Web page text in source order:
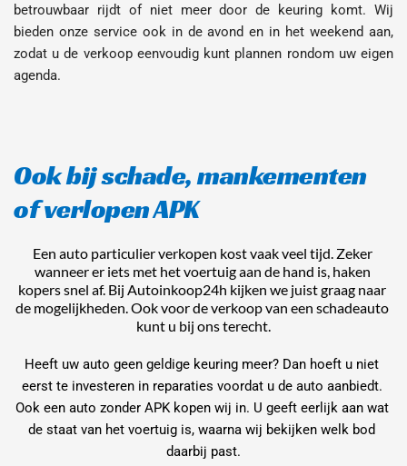
betrouwbaar rijdt of niet meer door de keuring komt. Wij
bieden onze service ook in de avond en in het weekend aan,
zodat u de verkoop eenvoudig kunt plannen rondom uw eigen
agenda.
Ook bij schade, mankementen
of verlopen APK
Een auto particulier verkopen kost vaak veel tijd. Zeker
wanneer er iets met het voertuig aan de hand is, haken
kopers snel af. Bij Autoinkoop24h kijken we juist graag naar
de mogelijkheden. Ook voor de verkoop van een schadeauto
kunt u bij ons terecht.
Heeft uw auto geen geldige keuring meer? Dan hoeft u niet
eerst te investeren in reparaties voordat u de auto aanbiedt.
Ook een auto zonder APK kopen wij in. U geeft eerlijk aan wat
de staat van het voertuig is, waarna wij bekijken welk bod
daarbij past.